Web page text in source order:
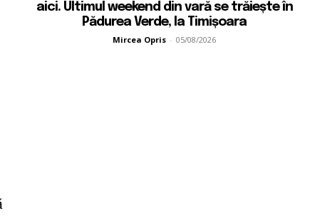
aici. Ultimul weekend din vară se trăiește în
Pădurea Verde, la Timișoara
Mircea Opris - 05/08/2026